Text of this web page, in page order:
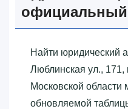
официальный
Найти юридический
Люблинская ул., 171,
Московской
обновляемой